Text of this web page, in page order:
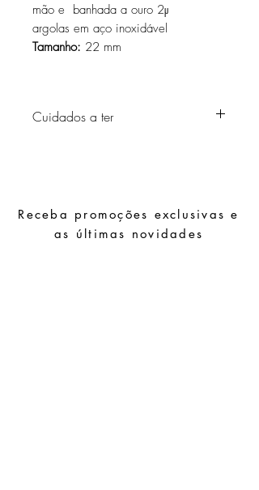
mão e banhada a ouro 2μ
argolas em aço inoxidável
Tamanho: 22 mm
Cuidados a ter
Guarde as suas peças num local seco e
evite juntá-las com peças de fácil
Receba promoções exclusivas e
as últimas novidades